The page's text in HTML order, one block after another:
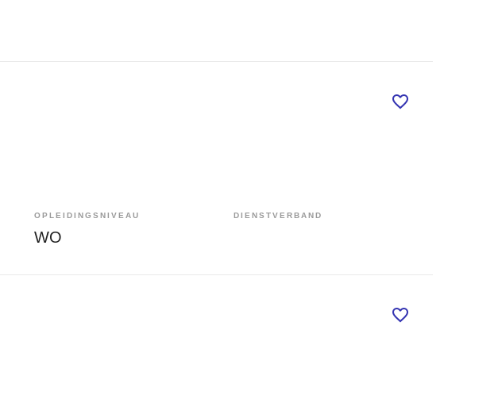
OPLEIDINGSNIVEAU
WO
DIENSTVERBAND